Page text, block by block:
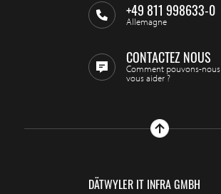
+49 811 998633-0
Allemagne
CONTACTEZ NOUS
Comment pouvons-nous
vous aider ?
DÄTWYLER IT INFRA GMBH